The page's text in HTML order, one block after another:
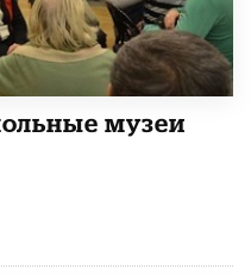
музеи